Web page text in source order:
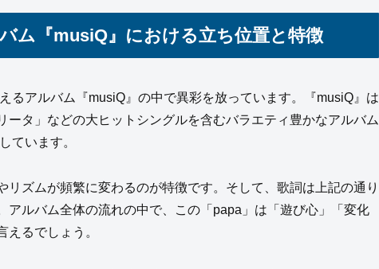
ム『musiQ』における立ち位置と特徴
るアルバム『musiQ』の中で異彩を放っています。『musiQ』は
ータ」などの大ヒットシングルを含むバラエティ豊かなアルバム
ています。
リズムが頻繁に変わるのが特徴です。そして、歌詞は上記の通り
アルバム全体の流れの中で、この「papa」は「遊び心」「変化
るでしょう。